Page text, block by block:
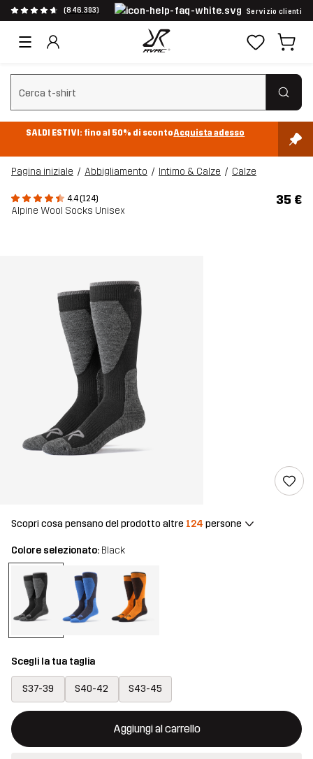
(846.393) Servizio clienti
Cancella ricerca
SALDI ESTIVI: fino al 50% di scontoAcquista adesso
Pagina iniziale Abbigliamento Intimo & Calze Calze
4.4 (124)
Alpine Wool Socks Unisex
35 €
Scopri cosa pensano del prodotto altre 124 persone
Colore selezionato: Black
Scegli la tua taglia
S37-39 S40-42 S43-45
Aggiungi al carrello
Questo tasto aprirà una finestra modale per confermare un
{{size}} non disponibile